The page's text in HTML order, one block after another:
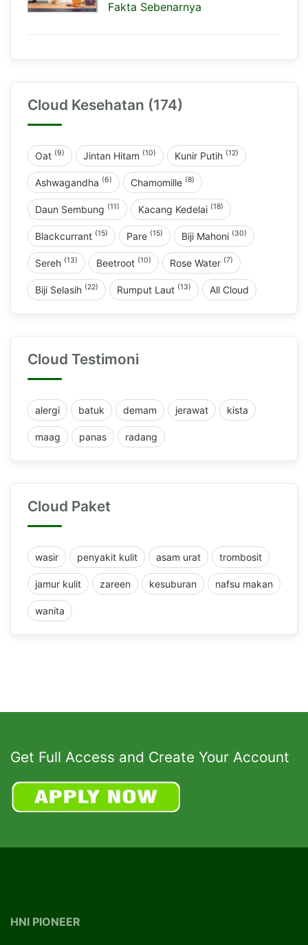
Fakta Sebenarnya
Cloud Kesehatan (174)
Oat (9) Jintan Hitam (10) Kunir Putih (12)
Ashwagandha (6) Chamomille (8)
Daun Sembung (11) Kacang Kedelai (18)
Blackcurrant (15) Pare (15) Biji Mahoni (30)
Sereh (13) Beetroot (10) Rose Water (7)
Biji Selasih (22) Rumput Laut (13) All Cloud
Cloud Testimoni
alergi batuk demam jerawat kista
maag panas radang
Cloud Paket
wasir penyakit kulit asam urat trombosit
jamur kulit zareen kesuburan nafsu makan
wanita
Get Full Access and Create Your Account
HNI PIONEER